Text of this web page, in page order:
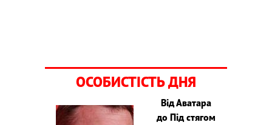
ОСОБИСТІСТЬ ДНЯ
Від Аватара
до Під стягом